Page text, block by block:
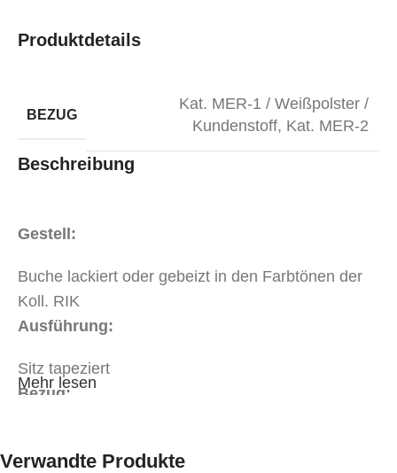
Produktdetails
BEZUG
Kat. MER-1 / Weißpolster /
Kundenstoff, Kat. MER-2
Beschreibung
Gestell:
Buche lackiert oder gebeizt in den Farbtönen der
Koll. RIK
Ausführung:
Sitz tapeziert
Bezug:
MER-1
Mehr lesen
Verwandte Produkte